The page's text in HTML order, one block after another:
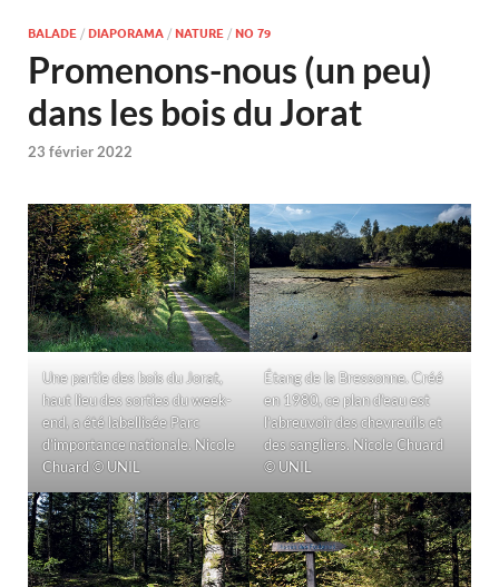
BALADE / DIAPORAMA / NATURE / NO 79
Promenons-nous (un peu)
dans les bois du Jorat
23 février 2022
Une partie des bois du Jorat,
haut lieu des sorties du week-
end, a été labellisée Parc
d’importance nationale. Nicole
Chuard © UNIL
Étang de la Bressonne. Créé
en 1980, ce plan d’eau est
l’abreuvoir des chevreuils et
des sangliers. Nicole Chuard
© UNIL